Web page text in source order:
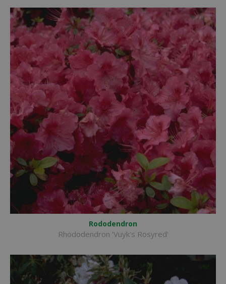
Rododendron
Rhododendron 'Vuyk's Rosyred'